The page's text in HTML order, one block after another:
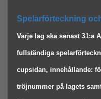
Varje lag ska senast 31:a
fullständiga
cupsidan, innehållande:
tröjnummer på lagets